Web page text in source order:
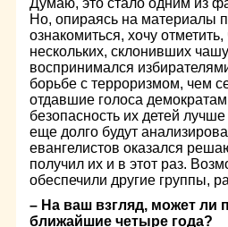
Думаю, это стало одним из
Но, опираясь на материалы
ознакомиться, хочу
нескольких, склонивших
воспринимался
борьбе с терроризмом, чем
отдавшие голоса
безопасность их детей
еще долго будут
евангелистов оказался
получил их и в этот раз.
обеспечили другие группы,
– На ваш взгляд, может ли
ближайшие четыре года?